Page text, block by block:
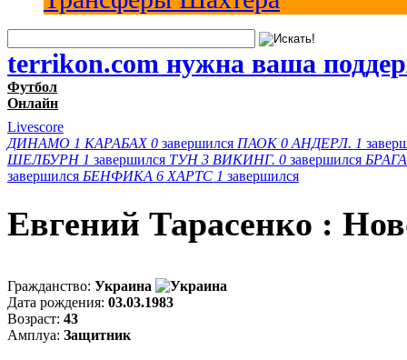
terrikon.com нужна ваша
Футбол
Онлайн
Livescore
ДИНАМО 1 КАРАБАХ 0 завершился ПАОК 0 АНДЕРЛ. 1
ШЕЛБУРН 1 завершился ТУН 3 ВИКИНГ. 0 завершился БРАГА
завершился БЕНФИКА 6 ХАРТС 1 завершился
Евгений Тарасенко :
Гражданство: Украина
Дата рождения: 03.03.1983
Возраст: 43
Амплуа: Защитник